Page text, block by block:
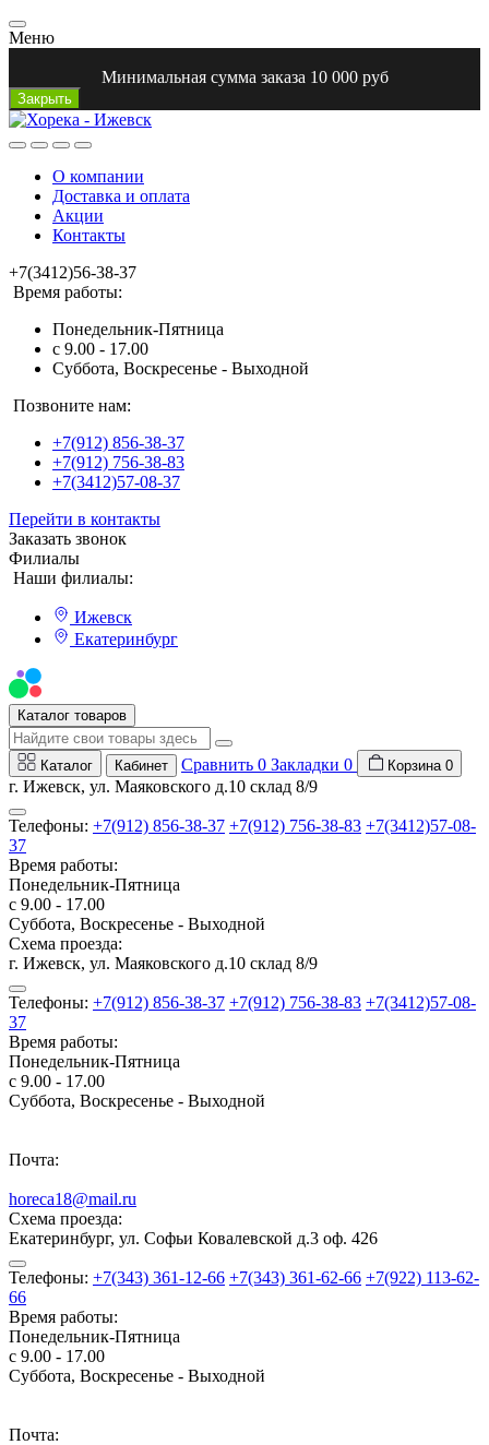
Меню
Минимальная сумма заказа 10 000 руб
Закрыть
О компании
Доставка и оплата
Акции
Контакты
+7(3412)56-38-37
Время работы:
Понедельник-Пятница
с 9.00 - 17.00
Суббота, Воскресенье - Выходной
Позвоните нам:
+7(912) 856-38-37
+7(912) 756-38-83
+7(3412)57-08-37
Перейти в контакты
Заказать звонок
Филиалы
Наши филиалы:
Ижевск
Екатеринбург
Каталог товаров
Каталог Кабинет Сравнить 0 Закладки 0 Корзина 0
г. Ижевск, ул. Маяковского д.10 склад 8/9
Телефоны: +7(912) 856-38-37 +7(912) 756-38-83 +7(3412)57-08-
37
Время работы:
Понедельник-Пятница
с 9.00 - 17.00
Суббота, Воскресенье - Выходной
Схема проезда:
г. Ижевск, ул. Маяковского д.10 склад 8/9
Телефоны: +7(912) 856-38-37 +7(912) 756-38-83 +7(3412)57-08-
37
Время работы:
Понедельник-Пятница
с 9.00 - 17.00
Суббота, Воскресенье - Выходной
Почта:
horeca18@mail.ru
Схема проезда:
Екатеринбург, ул. Софьи Ковалевской д.3 оф. 426
Телефоны: +7(343) 361-12-66 +7(343) 361-62-66 +7(922) 113-62-
66
Время работы:
Понедельник-Пятница
с 9.00 - 17.00
Суббота, Воскресенье - Выходной
Почта: